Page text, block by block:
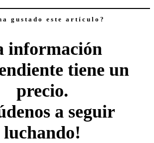
gustado este artículo?
información
tiene un
precio.
a seguir
luchando!